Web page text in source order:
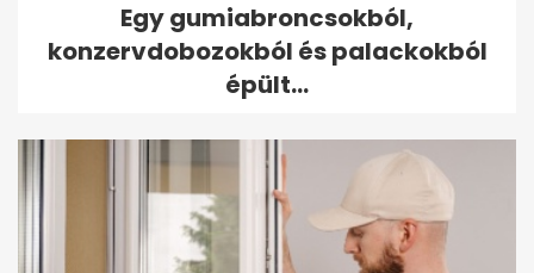
Egy gumiabroncsokból,
konzervdobozokból és palackokból
épült...